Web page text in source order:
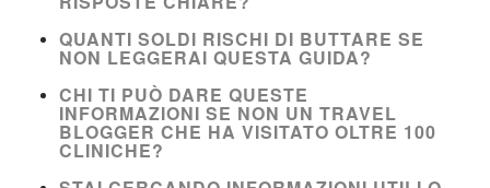
QUANTI SOLDI RISCHI DI BUTTARE SE
NON LEGGERAI QUESTA GUIDA?
CHI TI PUÒ DARE QUESTE
INFORMAZIONI SE NON UN TRAVEL
BLOGGER CHE HA VISITATO OLTRE 100
CLINICHE?